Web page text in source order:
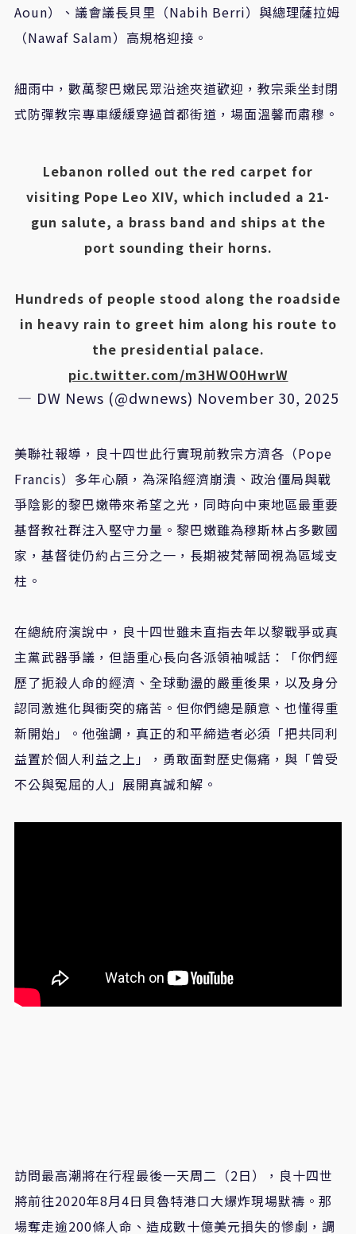
Aoun）、議會議長貝里（Nabih Berri）與總理薩拉姆
（Nawaf Salam）高規格迎接。
細雨中，數萬黎巴嫩民眾沿途夾道歡迎，教宗乘坐封閉
式防彈教宗專車緩緩穿過首都街道，場面溫馨而肅穆。
Lebanon rolled out the red carpet for
visiting Pope Leo XIV, which included a 21-
gun salute, a brass band and ships at the
port sounding their horns.
Hundreds of people stood along the roadside
in heavy rain to greet him along his route to
the presidential palace.
pic.twitter.com/m3HWO0HwrW
— DW News (@dwnews) November 30, 2025
美聯社報導，良十四世此行實現前教宗方濟各（Pope
Francis）多年心願，為深陷經濟崩潰、政治僵局與戰
爭陰影的黎巴嫩帶來希望之光，同時向中東地區最重要
基督教社群注入堅守力量。黎巴嫩雖為穆斯林占多數國
家，基督徒仍約占三分之一，長期被梵蒂岡視為區域支
柱。
在總統府演說中，良十四世雖未直指去年以黎戰爭或真
主黨武器爭議，但語重心長向各派領袖喊話：「你們經
歷了扼殺人命的經濟、全球動盪的嚴重後果，以及身分
認同激進化與衝突的痛苦。但你們總是願意、也懂得重
新開始」。他強調，真正的和平締造者必須「把共同利
益置於個人利益之上」，勇敢面對歷史傷痛，與「曾受
不公與冤屈的人」展開真誠和解。
訪問最高潮將在行程最後一天周二（2日），良十四世
將前往2020年8月4日貝魯特港口大爆炸現場默禱。那
場奪走逾200條人命、造成數十億美元損失的慘劇，調